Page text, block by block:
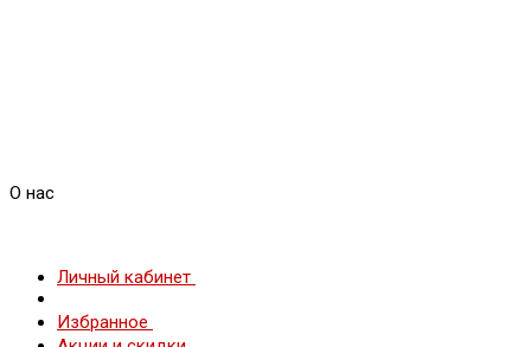
О нас
Личный кабинет
Избранное